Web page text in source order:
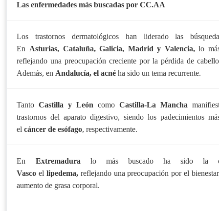
Las enfermedades más buscadas por CC.AA
Los trastornos dermatológicos han liderado las
En Asturias, Cataluña, Galicia, Madrid y Valencia,lo
reflejando una preocupación creciente por la pérdida de
Además, en Andalucía, el acné ha sido un tema recurrente.
TantoCastilla y León comoCastilla-La Mancha
trastornos del aparato digestivo, siendo los padecimientos
elcáncer de esófago, respectivamente.
En Extremadura lo más buscado ha sido la
Vascoellipedema, reflejando una preocupación por el
aumento de grasa corporal.